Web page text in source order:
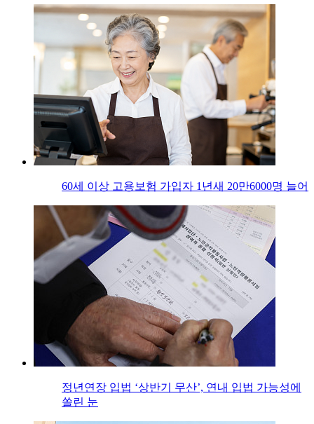
60세 이상 고용보험 가입자 1년새 20만6000명 늘어
정년연장 입법 ‘상반기 무산’, 연내 입법 가능성에
쏠린 눈